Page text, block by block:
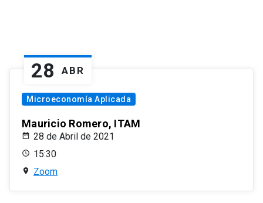
28 ABR
Microeconomía Aplicada
Mauricio Romero, ITAM
28 de Abril de 2021
15:30
Zoom